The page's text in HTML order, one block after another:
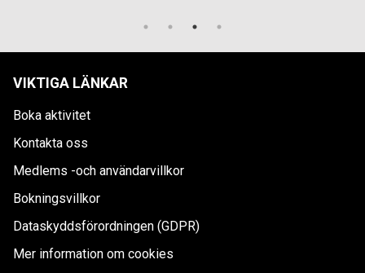
VIKTIGA LÄNKAR
Boka aktivitet
Kontakta oss
Medlems -och användarvillkor
Bokningsvillkor
Dataskyddsförordningen (GDPR)
Mer information om cookies